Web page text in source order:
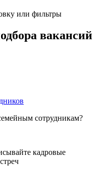
или фильтры
вакансий
сотрудникам?
кадровые